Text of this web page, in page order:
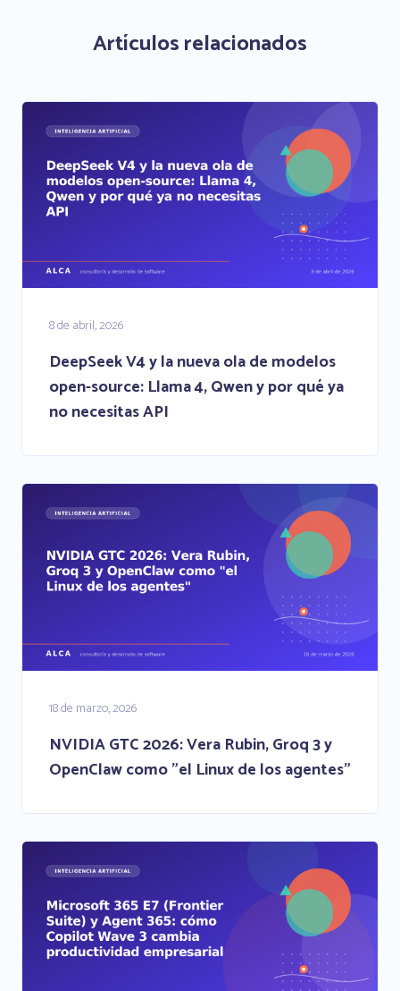
Artículos relacionados
8 de abril, 2026
DeepSeek V4 y la nueva ola de modelos
open-source: Llama 4, Qwen y por qué ya
no necesitas API
18 de marzo, 2026
NVIDIA GTC 2026: Vera Rubin, Groq 3 y
OpenClaw como "el Linux de los agentes"